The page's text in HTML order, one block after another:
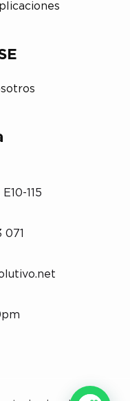
115
071